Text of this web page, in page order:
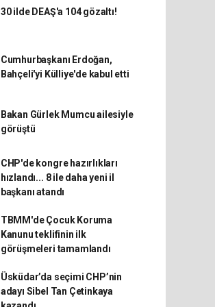
30 ilde DEAŞ'a 104 gözaltı!
Cumhurbaşkanı Erdoğan,
Bahçeli'yi Külliye'de kabul etti
Bakan Gürlek Mumcu ailesiyle
görüştü
CHP'de kongre hazırlıkları
hızlandı... 8 ile daha yeni il
başkanı atandı
TBMM'de Çocuk Koruma
Kanunu teklifinin ilk
görüşmeleri tamamlandı
Üsküdar’da seçimi CHP’nin
adayı Sibel Tan Çetinkaya